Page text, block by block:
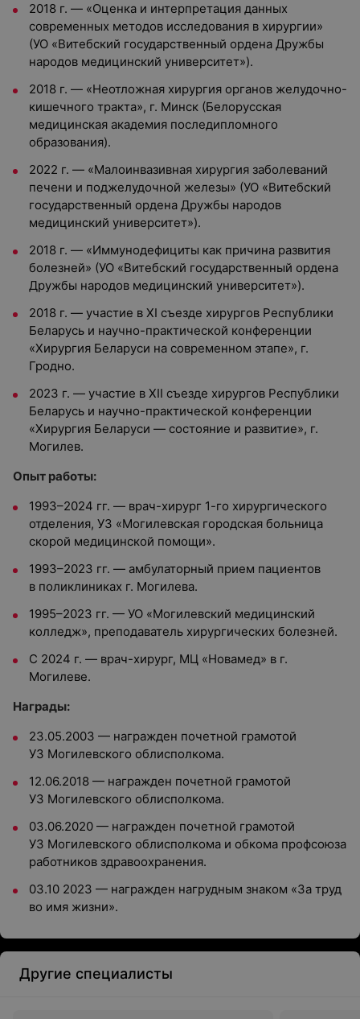
2018 г. — «Оценка и интерпретация данных
современных методов исследования в хирургии»
(УО «Витебский государственный ордена Дружбы
народов медицинский университет»).
2018 г. — «Неотложная хирургия органов желудочно-
кишечного тракта», г. Минск (Белорусская
медицинская академия последипломного
образования).
2022 г. — «Малоинвазивная хирургия заболеваний
печени и поджелудочной железы» (УО «Витебский
государственный ордена Дружбы народов
медицинский университет»).
2018 г. — «Иммунодефициты как причина развития
болезней» (УО «Витебский государственный ордена
Дружбы народов медицинский университет»).
2018 г. — участие в ХI съезде хирургов Республики
Беларусь и научно-практической конференции
«Хирургия Беларуси на современном этапе», г.
Гродно.
2023 г. — участие в XII съезде хирургов Республики
Беларусь и научно-практической конференции
«Хирургия Беларуси — состояние и развитие», г.
Могилев.
Опыт работы:
1993–2024 гг. — врач-хирург 1-го хирургического
отделения, УЗ «Могилевская городская больница
скорой медицинской помощи».
1993–2023 гг. — амбулаторный прием пациентов
в поликлиниках г. Могилева.
1995–2023 гг. — УО «Могилевский медицинский
колледж», преподаватель хирургических болезней.
С 2024 г. — врач-хирург, МЦ «Новамед» в г.
Могилеве.
Награды:
23.05.2003 — награжден почетной грамотой
УЗ Могилевского облисполкома.
12.06.2018 — награжден почетной грамотой
УЗ Могилевского облисполкома.
03.06.2020 — награжден почетной грамотой
УЗ Могилевского облисполкома и обкома профсоюза
работников здравоохранения.
03.10 2023 — награжден нагрудным знаком «За труд
во имя жизни».
Другие специалисты